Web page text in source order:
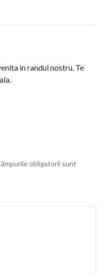
in randul nostru. Te
obligatorii sunt